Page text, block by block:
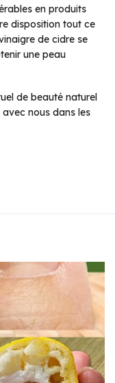
en produits
disposition tout ce
de cidre se
une peau
de beauté naturel
nous dans les